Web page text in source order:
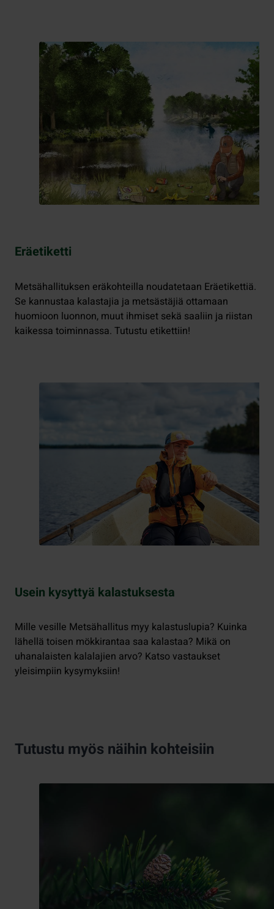
Eräetiketti
Metsähallituksen eräkohteilla noudatetaan Eräetikettiä.
Se kannustaa kalastajia ja metsästäjiä ottamaan
huomioon luonnon, muut ihmiset sekä saaliin ja riistan
kaikessa toiminnassa. Tutustu etikettiin!
Usein kysyttyä kalastuksesta
Mille vesille Metsähallitus myy kalastuslupia? Kuinka
lähellä toisen mökkirantaa saa kalastaa? Mikä on
uhanalaisten kalalajien arvo? Katso vastaukset
yleisimpiin kysymyksiin!
Tutustu myös näihin kohteisiin